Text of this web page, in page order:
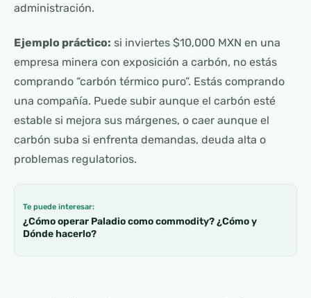
administración.
Ejemplo práctico: si inviertes $10,000 MXN en una
empresa minera con exposición a carbón, no estás
comprando “carbón térmico puro”. Estás comprando
una compañía. Puede subir aunque el carbón esté
estable si mejora sus márgenes, o caer aunque el
carbón suba si enfrenta demandas, deuda alta o
problemas regulatorios.
Te puede interesar:
¿Cómo operar Paladio como commodity? ¿Cómo y
Dónde hacerlo?